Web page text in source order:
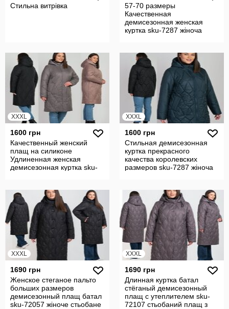
Стильна витрівка
57-70 размеры
Качественная
демисезонная женская
куртка sku-7287 жіноча
XXXL
1600 грн
Качественный женский
плащ на силиконе
Удлиненная женская
демисезонная куртка sku-
XXXL
1600 грн
Стильная демисезонная
куртка прекрасного
качества королевских
размеров sku-7287 жіноча
XXXL
1690 грн
Женское стеганое пальто
больших размеров
демисезонный плащ батал
sku-72057 жіноче стьобане
XXXL
1690 грн
Длинная куртка батал
стёганый демисезонный
плащ с утеплителем sku-
72107 стьобаний плащ з